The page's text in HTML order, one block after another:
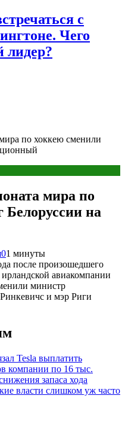
с
Чего
лидер?
по хоккею сменили
мира по
на
01 минуты
после произошедшего
авиакомпании
министр
и мэр Риги
Tesla выплатить
компании по 16 тыс.
запаса хода
власти слишком уж часто